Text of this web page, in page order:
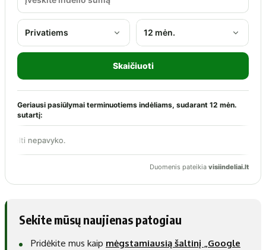
Sekite mūsų naujienas patogiau
Pridėkite mus kaip mėgstamiausią šaltinį „Google